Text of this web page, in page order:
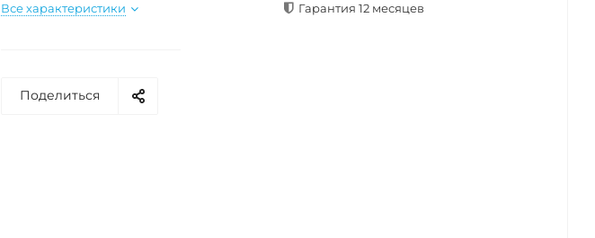
Все характеристики
Гарантия 12 месяцев
Поделиться